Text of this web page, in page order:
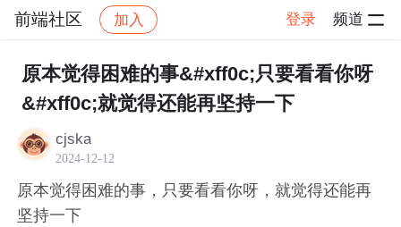
前端社区 加入 登录 频道
社区 前端社区 感慨 帖子详情
原本觉得困难的事&#xff0c;只要看看你呀
&#xff0c;就觉得还能再坚持一下
cjska
2024-12-12
原本觉得困难的事，只要看看你呀，就觉得还能再
坚持一下